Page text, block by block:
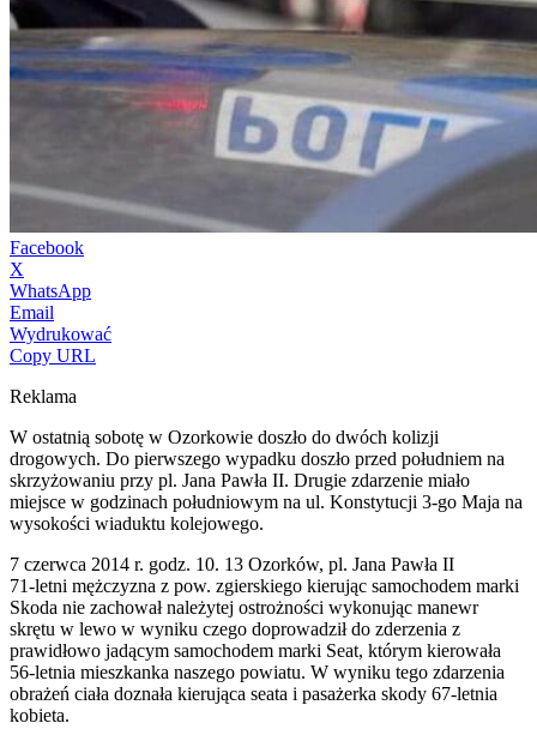
Facebook
X
WhatsApp
Email
Wydrukować
Copy URL
Reklama
W ostatnią sobotę w Ozorkowie doszło do dwóch kolizji
drogowych. Do pierwszego wypadku doszło przed południem na
skrzyżowaniu przy pl. Jana Pawła II. Drugie zdarzenie miało
miejsce w godzinach południowym na ul. Konstytucji 3-go Maja na
wysokości wiaduktu kolejowego.
7 czerwca 2014 r. godz. 10. 13 Ozorków, pl. Jana Pawła II
71-letni mężczyzna z pow. zgierskiego kierując samochodem marki
Skoda nie zachował należytej ostrożności wykonując manewr
skrętu w lewo w wyniku czego doprowadził do zderzenia z
prawidłowo jadącym samochodem marki Seat, którym kierowała
56-letnia mieszkanka naszego powiatu. W wyniku tego zdarzenia
obrażeń ciała doznała kierująca seata i pasażerka skody 67-letnia
kobieta.